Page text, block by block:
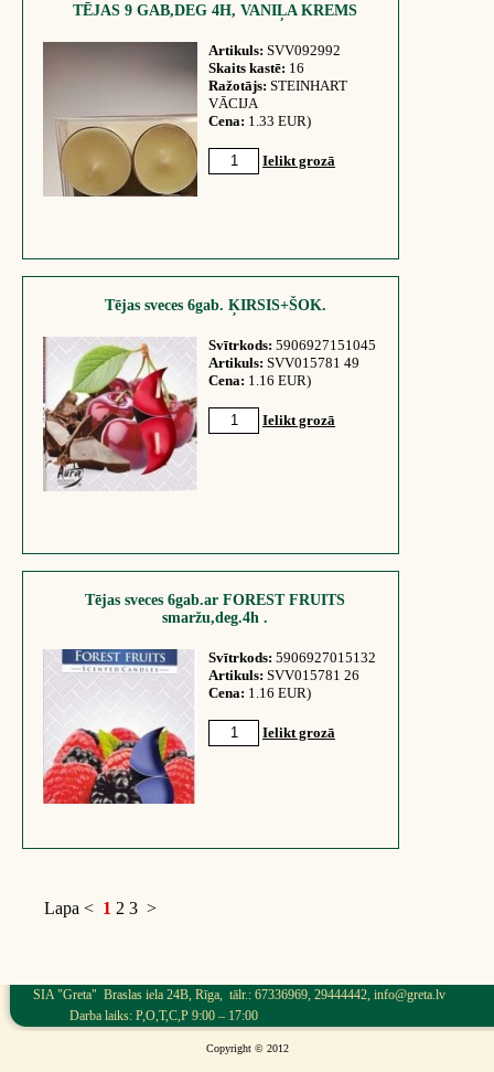
TĒJAS 9 GAB,DEG 4H, VANIĻA KREMS
Artikuls: SVV092992
Skaits kastē: 16
Ražotājs: STEINHART
VĀCIJA
Cena: 1.33 EUR)
Ielikt grozā
Tējas sveces 6gab. ĶIRSIS+ŠOK.
Svītrkods: 5906927151045
Artikuls: SVV015781 49
Cena: 1.16 EUR)
Ielikt grozā
Tējas sveces 6gab.ar FOREST FRUITS
smaržu,deg.4h .
Svītrkods: 5906927015132
Artikuls: SVV015781 26
Cena: 1.16 EUR)
Ielikt grozā
Lapa < 1 2 3 >
SIA "Greta" Braslas iela 24B, Rīga, tālr.: 67336969, 29444442, info@greta.lv
Darba laiks: P,O,T,C,P 9:00 – 17:00
Copyright © 2012